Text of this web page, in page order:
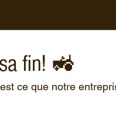
fin! 🚜
ce que notre